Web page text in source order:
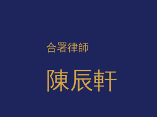
合署律師
陳辰軒